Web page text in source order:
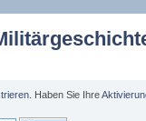
. Haben Sie Ihre